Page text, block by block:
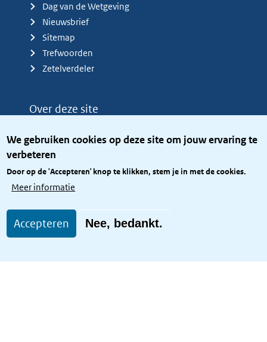
We gebruiken cookies op deze site om jouw ervaring te
verbeteren
Door op de 'Accepteren' knop te klikken, stem je in met de cookies.
Meer informatie
Accepteren Nee, bedankt.
Dag van de Wetgeving
Nieuwsbrief
Sitemap
Trefwoorden
Zetelverdeler
Over deze site
Privacy
Toegang site openbaar
Toegankelijkheid